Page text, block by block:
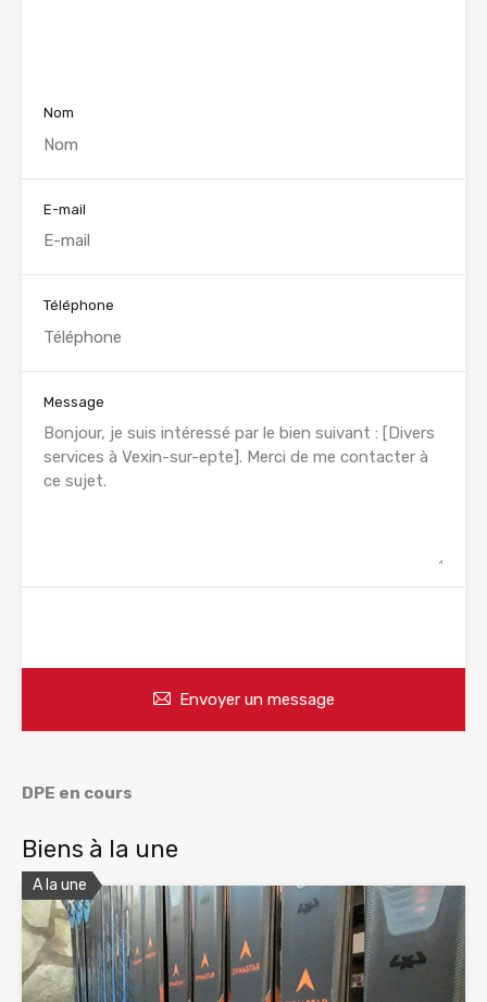
Nom
E-mail
Téléphone
Message
Envoyer un message
DPE en cours
Biens à la une
A la une